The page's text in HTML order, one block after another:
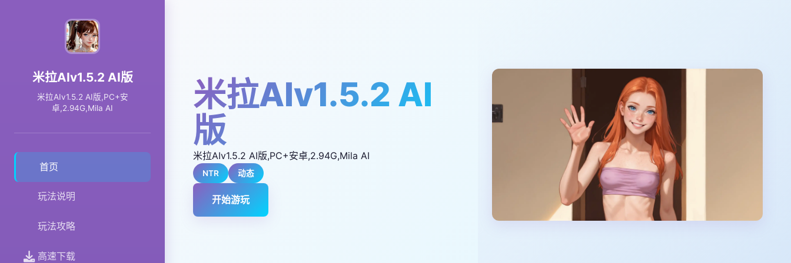
米拉AIv1.5.2 AI版
米拉AIv1.5.2 AI版,PC+安
卓,2.94G,Mila AI
首页
玩法说明
玩法攻略
高速下载
米拉AIv1.5.2 AI
版
米拉AIv1.5.2 AI版,PC+安卓,2.94G,Mila AI
NTR 动态
开始游玩